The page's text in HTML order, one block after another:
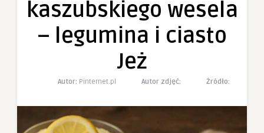
kaszubskiego wesela
– legumina i ciasto
Jeż
Autor: Pinternet.pl Autor zdjęć: Żródło: